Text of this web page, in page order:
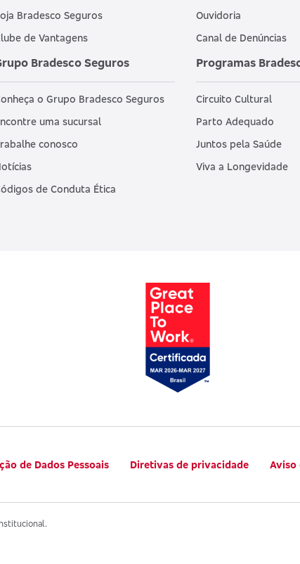
Bradesco Seguros
de Vantagens
Ouvidoria
Canal de Denúncias
Bradesco Seguros
o Grupo Bradesco Seguros
uma sucursal
conosco
de Conduta Ética
Programas
Circuito Cultural
Parto Adequado
Juntos pela Saúde
Viva a Longevidade
de Dados Pessoais Diretivas de privacidade Aviso